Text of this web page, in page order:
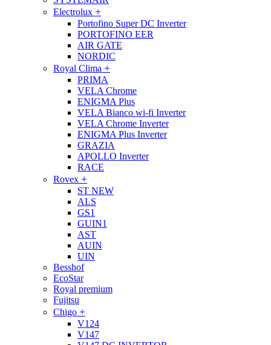
Electrolux +
Portofino Super DC Inverter
PORTOFINO EER
AIR GATE
NORDIC
Royal Clima +
PRIMA
VELA Chrome
ENIGMA Plus
VELA Bianco wi-fi Inverter
VELA Chrome Inverter
ENIGMA Plus Inverter
GRAZIA
APOLLO Inverter
RACE
Rovex +
ST NEW
ALS
GS1
GUIN1
AST
AUIN
UIN
Besshof
EcoStar
Royal premium
Fujitsu
Chigo +
V124
V147